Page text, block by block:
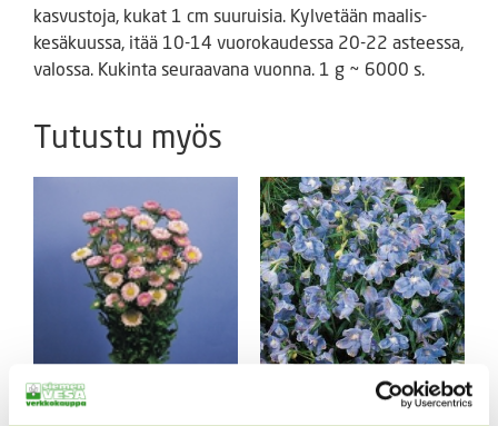
kasvustoja, kukat 1 cm suuruisia. Kylvetään maalis-
kesäkuussa, itää 10-14 vuorokaudessa 20-22 asteessa,
valossa. Kukinta seuraavana vuonna. 1 g ~ 6000 s.
Tutustu myös
Kiinanritarinkannus